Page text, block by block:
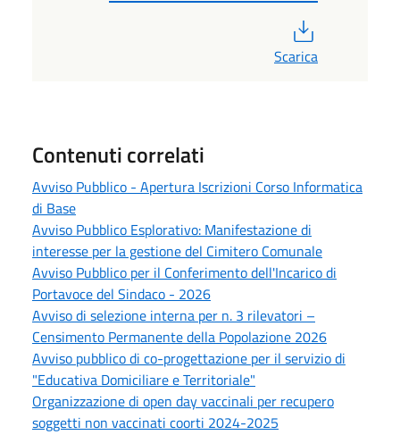
Scarica
Contenuti correlati
Avviso Pubblico - Apertura Iscrizioni Corso Informatica
di Base
Avviso Pubblico Esplorativo: Manifestazione di
interesse per la gestione del Cimitero Comunale
Avviso Pubblico per il Conferimento dell'Incarico di
Portavoce del Sindaco - 2026
Avviso di selezione interna per n. 3 rilevatori –
Censimento Permanente della Popolazione 2026
Avviso pubblico di co-progettazione per il servizio di
"Educativa Domiciliare e Territoriale"
Organizzazione di open day vaccinali per recupero
soggetti non vaccinati coorti 2024-2025